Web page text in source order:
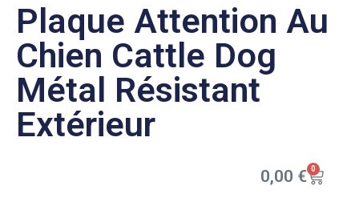
Plaque Attention Au
Chien Cattle Dog
Métal Résistant
Extérieur
0,00 € 0